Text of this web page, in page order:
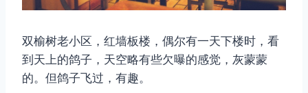
双榆树老小区，红墙板楼，偶尔有一天下楼时，看
到天上的鸽子，天空略有些欠曝的感觉，灰蒙蒙
的。但鸽子飞过，有趣。